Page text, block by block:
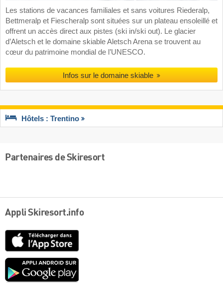
Les stations de vacances familiales et sans voitures Riederalp,
Bettmeralp et Fiescheralp sont situées sur un plateau ensoleillé et
offrent un accès direct aux pistes (ski in/ski out). Le glacier
d’Aletsch et le domaine skiable Aletsch Arena se trouvent au
cœur du patrimoine mondial de l’UNESCO.
Infos sur le domaine skiable
Hôtels : Trentino
Partenaires de Skiresort
Appli Skiresort.info